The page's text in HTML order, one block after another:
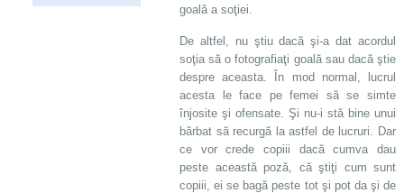
goală a soţiei.
De altfel, nu ştiu dacă şi-a dat acordul
soţia să o fotografiaţi goală sau dacă ştie
despre aceasta. În mod normal, lucrul
acesta le face pe femei să se simte
înjosite şi ofensate. Şi nu-i stă bine unui
bărbat să recurgă la astfel de lucruri. Dar
ce vor crede copiii dacă cumva dau
peste această poză, că ştiţi cum sunt
copiii, ei se bagă peste tot şi pot da şi de